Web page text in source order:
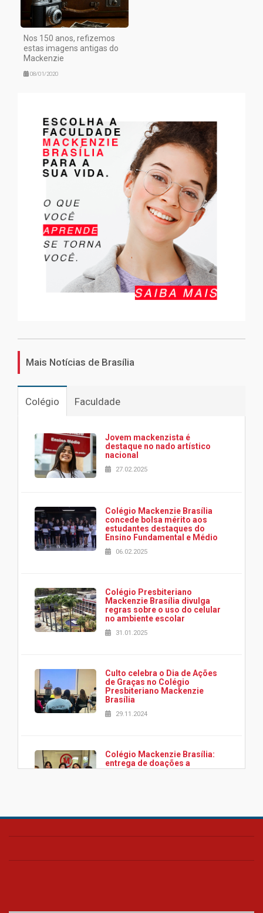
Nos 150 anos, refizemos
estas imagens antigas do
Mackenzie
08/01/2020
Mais Notícias de Brasília
Colégio Faculdade
Jovem mackenzista é
destaque no nado artístico
nacional
27.02.2025
Colégio Mackenzie Brasília
concede bolsa mérito aos
estudantes destaques do
Ensino Fundamental e Médio
06.02.2025
Colégio Presbiteriano
Mackenzie Brasília divulga
regras sobre o uso do celular
no ambiente escolar
31.01.2025
Culto celebra o Dia de Ações
de Graças no Colégio
Presbiteriano Mackenzie
Brasília
29.11.2024
Colégio Mackenzie Brasília:
entrega de doações a
associação Viver da Cidade
Colégio Presbiteriano
os funcionários